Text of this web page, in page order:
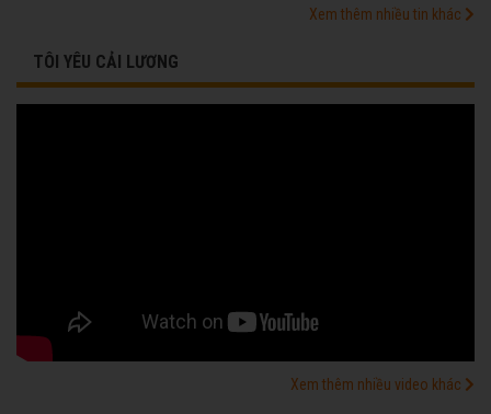
Xem thêm nhiều tin khác
TÔI YÊU CẢI LƯƠNG
Xem thêm nhiều video khác